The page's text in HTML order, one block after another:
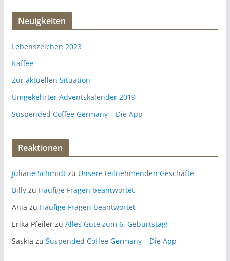
Neuigkeiten
Lebenszeichen 2023
Kaffee
Zur aktuellen Situation
Umgekehrter Adventskalender 2019
Suspended Coffee Germany – Die App
Reaktionen
Juliane Schmidtzu Unsere teilnehmenden Geschäfte
Billyzu Häufige Fragen beantwortet
Anja zu Häufige Fragen beantwortet
Erika Pfeilerzu Alles Gute zum 6. Geburtstag!
Saskia zu Suspended Coffee Germany – Die App